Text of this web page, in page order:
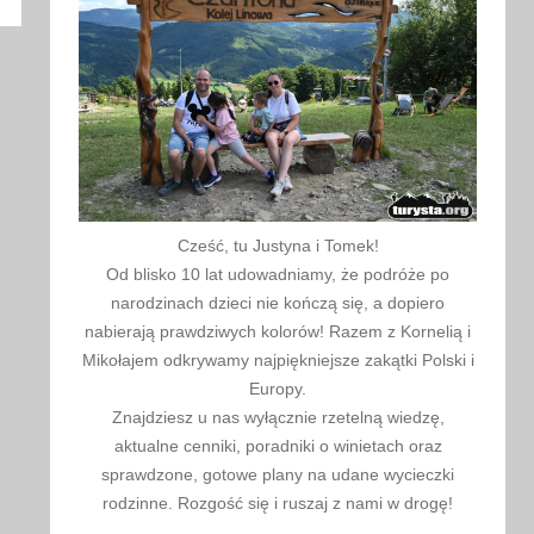
Cześć, tu Justyna i Tomek!
Od blisko 10 lat udowadniamy, że podróże po
narodzinach dzieci nie kończą się, a dopiero
nabierają prawdziwych kolorów! Razem z Kornelią i
Mikołajem odkrywamy najpiękniejsze zakątki Polski i
Europy.
Znajdziesz u nas wyłącznie rzetelną wiedzę,
aktualne cenniki, poradniki o winietach oraz
sprawdzone, gotowe plany na udane wycieczki
rodzinne. Rozgość się i ruszaj z nami w drogę!